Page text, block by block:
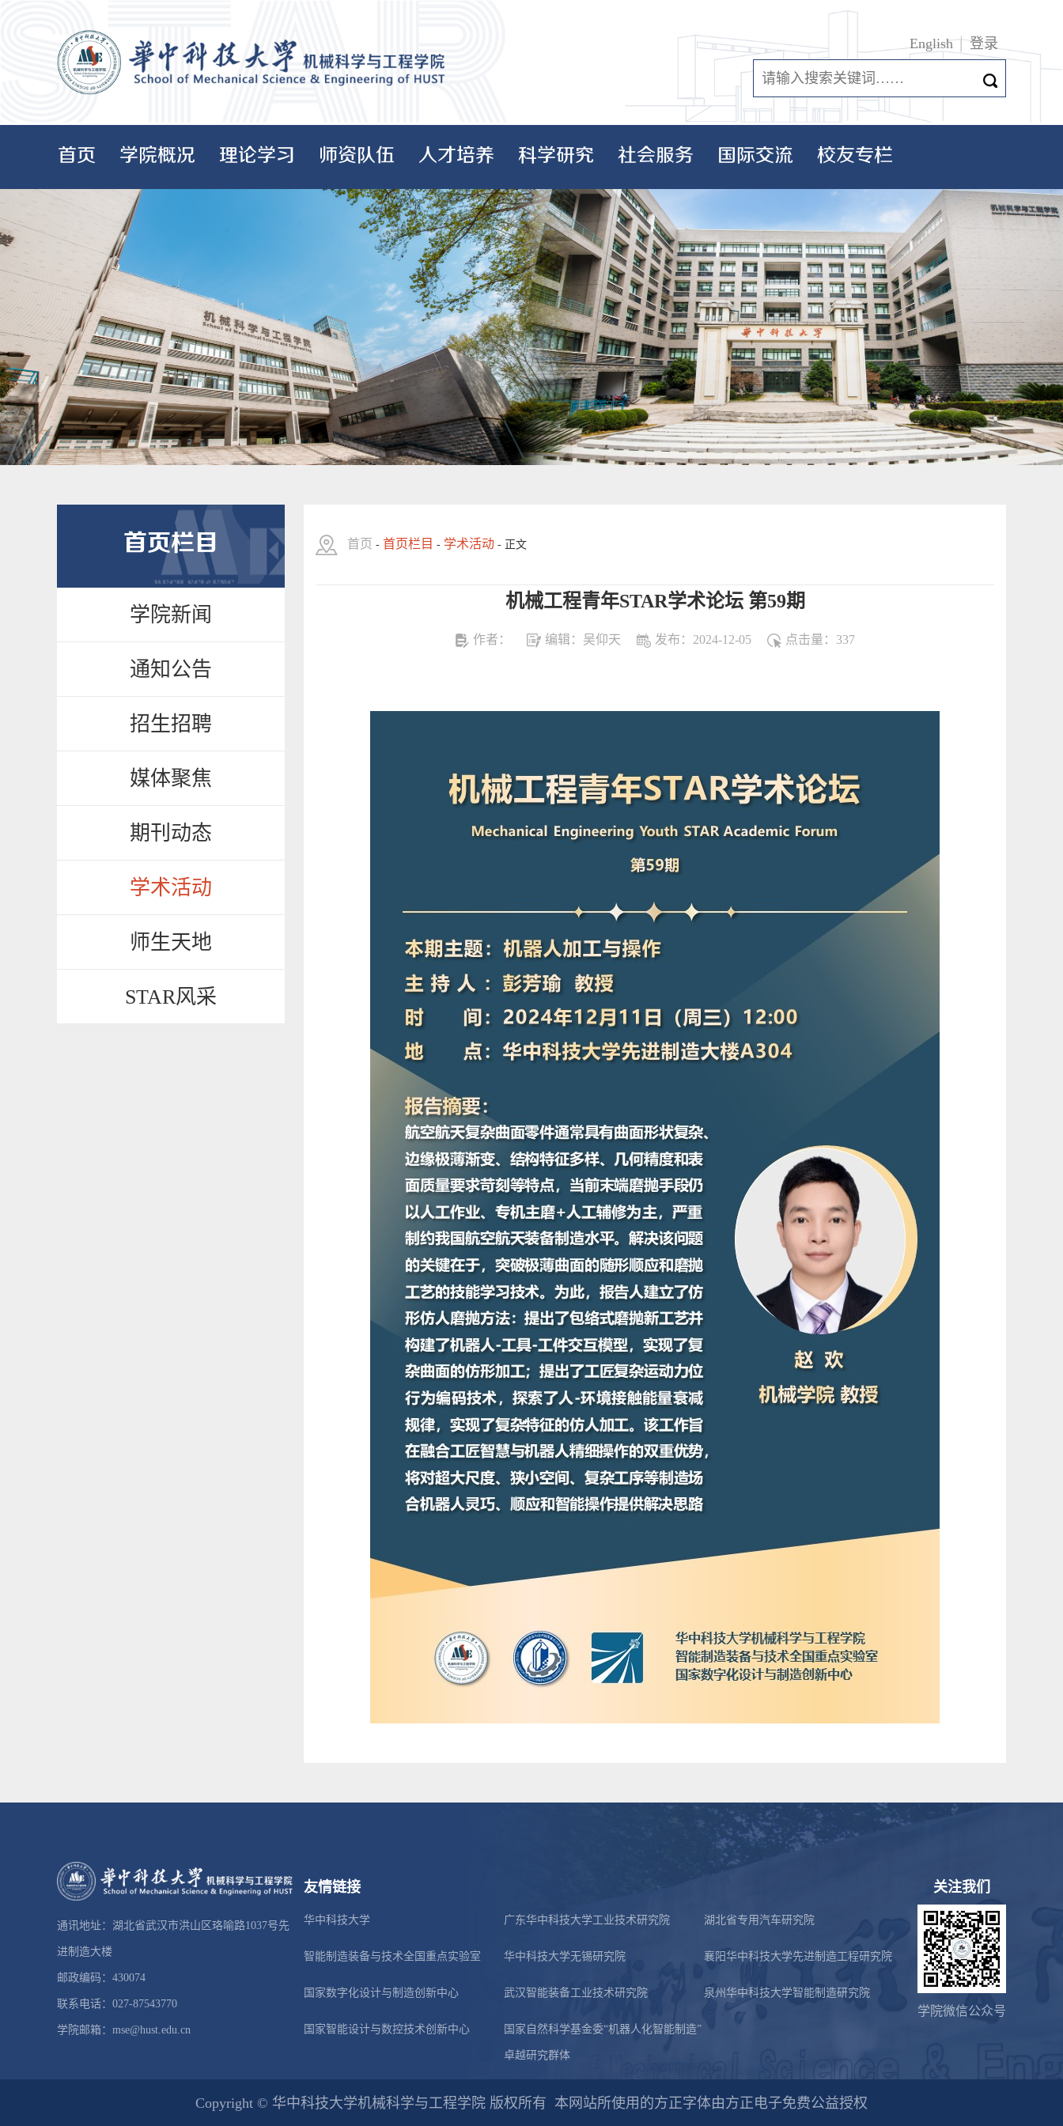
English 登录
首页 学院概况 理论学习 师资队伍 人才培养 科学研究 社会服务 国际交流 校友专栏
首页栏目
学院新闻
通知公告
招生招聘
媒体聚焦
期刊动态
学术活动
师生天地
STAR风采
首页 - 首页栏目 - 学术活动 - 正文
机械工程青年STAR学术论坛 第59期
作者： 编辑：吴仰天 发布：2024-12-05 点击量： 337
通讯地址：湖北省武汉市洪山区珞喻路1037号先
进制造大楼
邮政编码：430074
联系电话：027-87543770
学院邮箱：mse@hust.edu.cn
友情链接
华中科技大学 广东华中科技大学工业技术研究院 湖北省专用汽车研究院
智能制造装备与技术全国重点实验室 华中科技大学无锡研究院 襄阳华中科技大学先进制造工程研究院
国家数字化设计与制造创新中心 武汉智能装备工业技术研究院 泉州华中科技大学智能制造研究院
国家智能设计与数控技术创新中心 国家自然科学基金委“机器人化智能制造”
卓越研究群体
关注我们
学院微信公众号
Copyright © 华中科技大学机械科学与工程学院 版权所有 本网站所使用的方正字体由方正电子免费公益授权